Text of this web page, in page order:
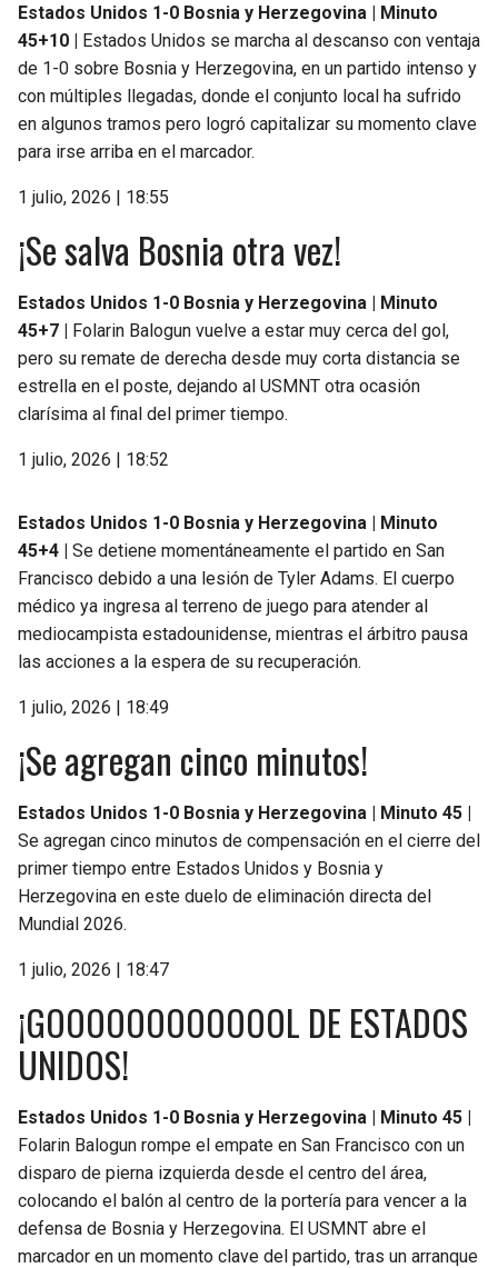
Estados Unidos 1-0 Bosnia y Herzegovina | Minuto
45+10 | Estados Unidos se marcha al descanso con ventaja
de 1-0 sobre Bosnia y Herzegovina, en un partido intenso y
con múltiples llegadas, donde el conjunto local ha sufrido
en algunos tramos pero logró capitalizar su momento clave
para irse arriba en el marcador.
1 julio, 2026 | 18:55
¡Se salva Bosnia otra vez!
Estados Unidos 1-0 Bosnia y Herzegovina | Minuto
45+7 | Folarin Balogun vuelve a estar muy cerca del gol,
pero su remate de derecha desde muy corta distancia se
estrella en el poste, dejando al USMNT otra ocasión
clarísima al final del primer tiempo.
1 julio, 2026 | 18:52
Estados Unidos 1-0 Bosnia y Herzegovina | Minuto
45+4 | Se detiene momentáneamente el partido en San
Francisco debido a una lesión de Tyler Adams. El cuerpo
médico ya ingresa al terreno de juego para atender al
mediocampista estadounidense, mientras el árbitro pausa
las acciones a la espera de su recuperación.
1 julio, 2026 | 18:49
¡Se agregan cinco minutos!
Estados Unidos 1-0 Bosnia y Herzegovina | Minuto 45 |
Se agregan cinco minutos de compensación en el cierre del
primer tiempo entre Estados Unidos y Bosnia y
Herzegovina en este duelo de eliminación directa del
Mundial 2026.
1 julio, 2026 | 18:47
¡GOOOOOOOOOOOOL DE ESTADOS
UNIDOS!
Estados Unidos 1-0 Bosnia y Herzegovina | Minuto 45 |
Folarin Balogun rompe el empate en San Francisco con un
disparo de pierna izquierda desde el centro del área,
colocando el balón al centro de la portería para vencer a la
defensa de Bosnia y Herzegovina. El USMNT abre el
marcador en un momento clave del partido, tras un arranque